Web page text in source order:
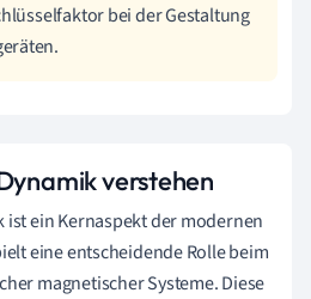
bei der Gestaltung
verstehen
ist ein Kernaspekt der modernen
eine entscheidende Rolle beim
magnetischer Systeme. Diese